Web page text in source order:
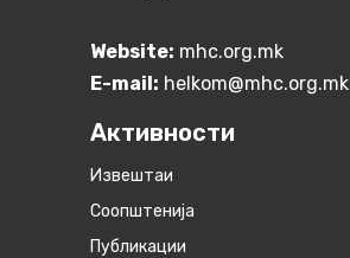
Website: mhc.org.mk
E-mail: helkom@mhc.org.mk
Активности
Извештаи
Соопштенија
Публикации